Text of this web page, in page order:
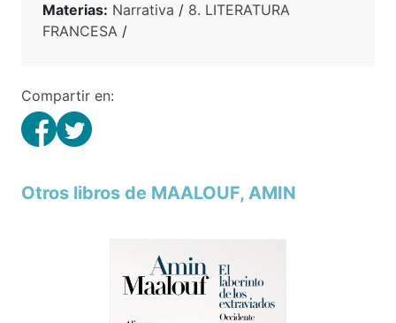
Materias: Narrativa / 8. LITERATURA
FRANCESA /
Compartir en:
Otros libros de MAALOUF, AMIN